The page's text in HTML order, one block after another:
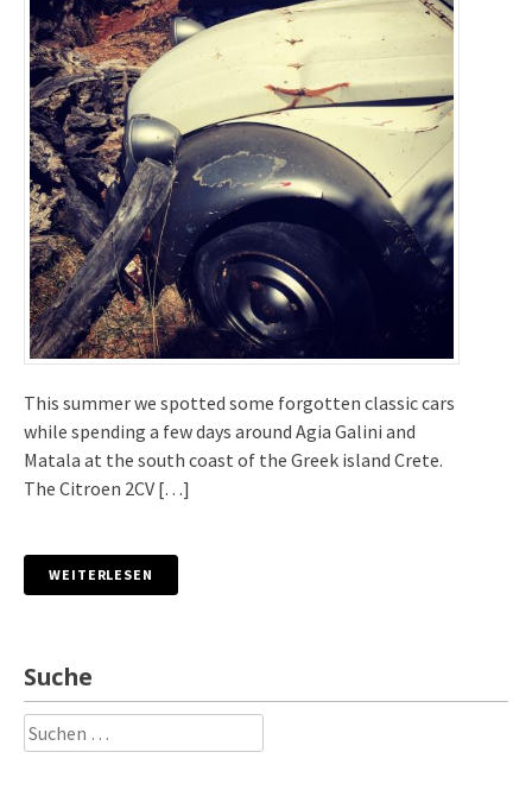
This summer we spotted some forgotten classic cars
while spending a few days around Agia Galini and
Matala at the south coast of the Greek island Crete.
The Citroen 2CV […]
WEITERLESEN
Suche
Suchen
nach: